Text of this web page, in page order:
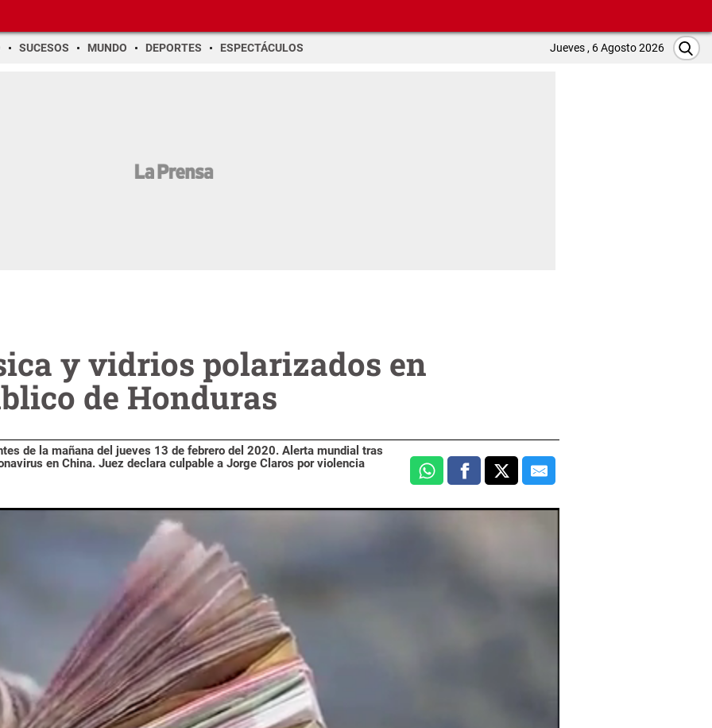
SUCESOS MUNDO DEPORTES ESPECTÁCULOS Jueves , 6 Agosto 2026
y vidrios polarizados en
de Honduras
de la mañana del jueves 13 de febrero del 2020. Alerta mundial tras
en China. Juez declara culpable a Jorge Claros por violencia